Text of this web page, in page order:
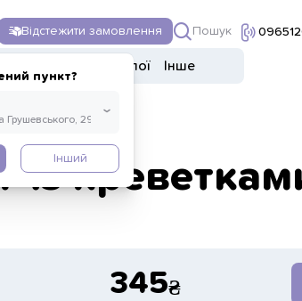
пункт?
Інший
Відстежити замовлення Пошук
Напої Інше
із
345